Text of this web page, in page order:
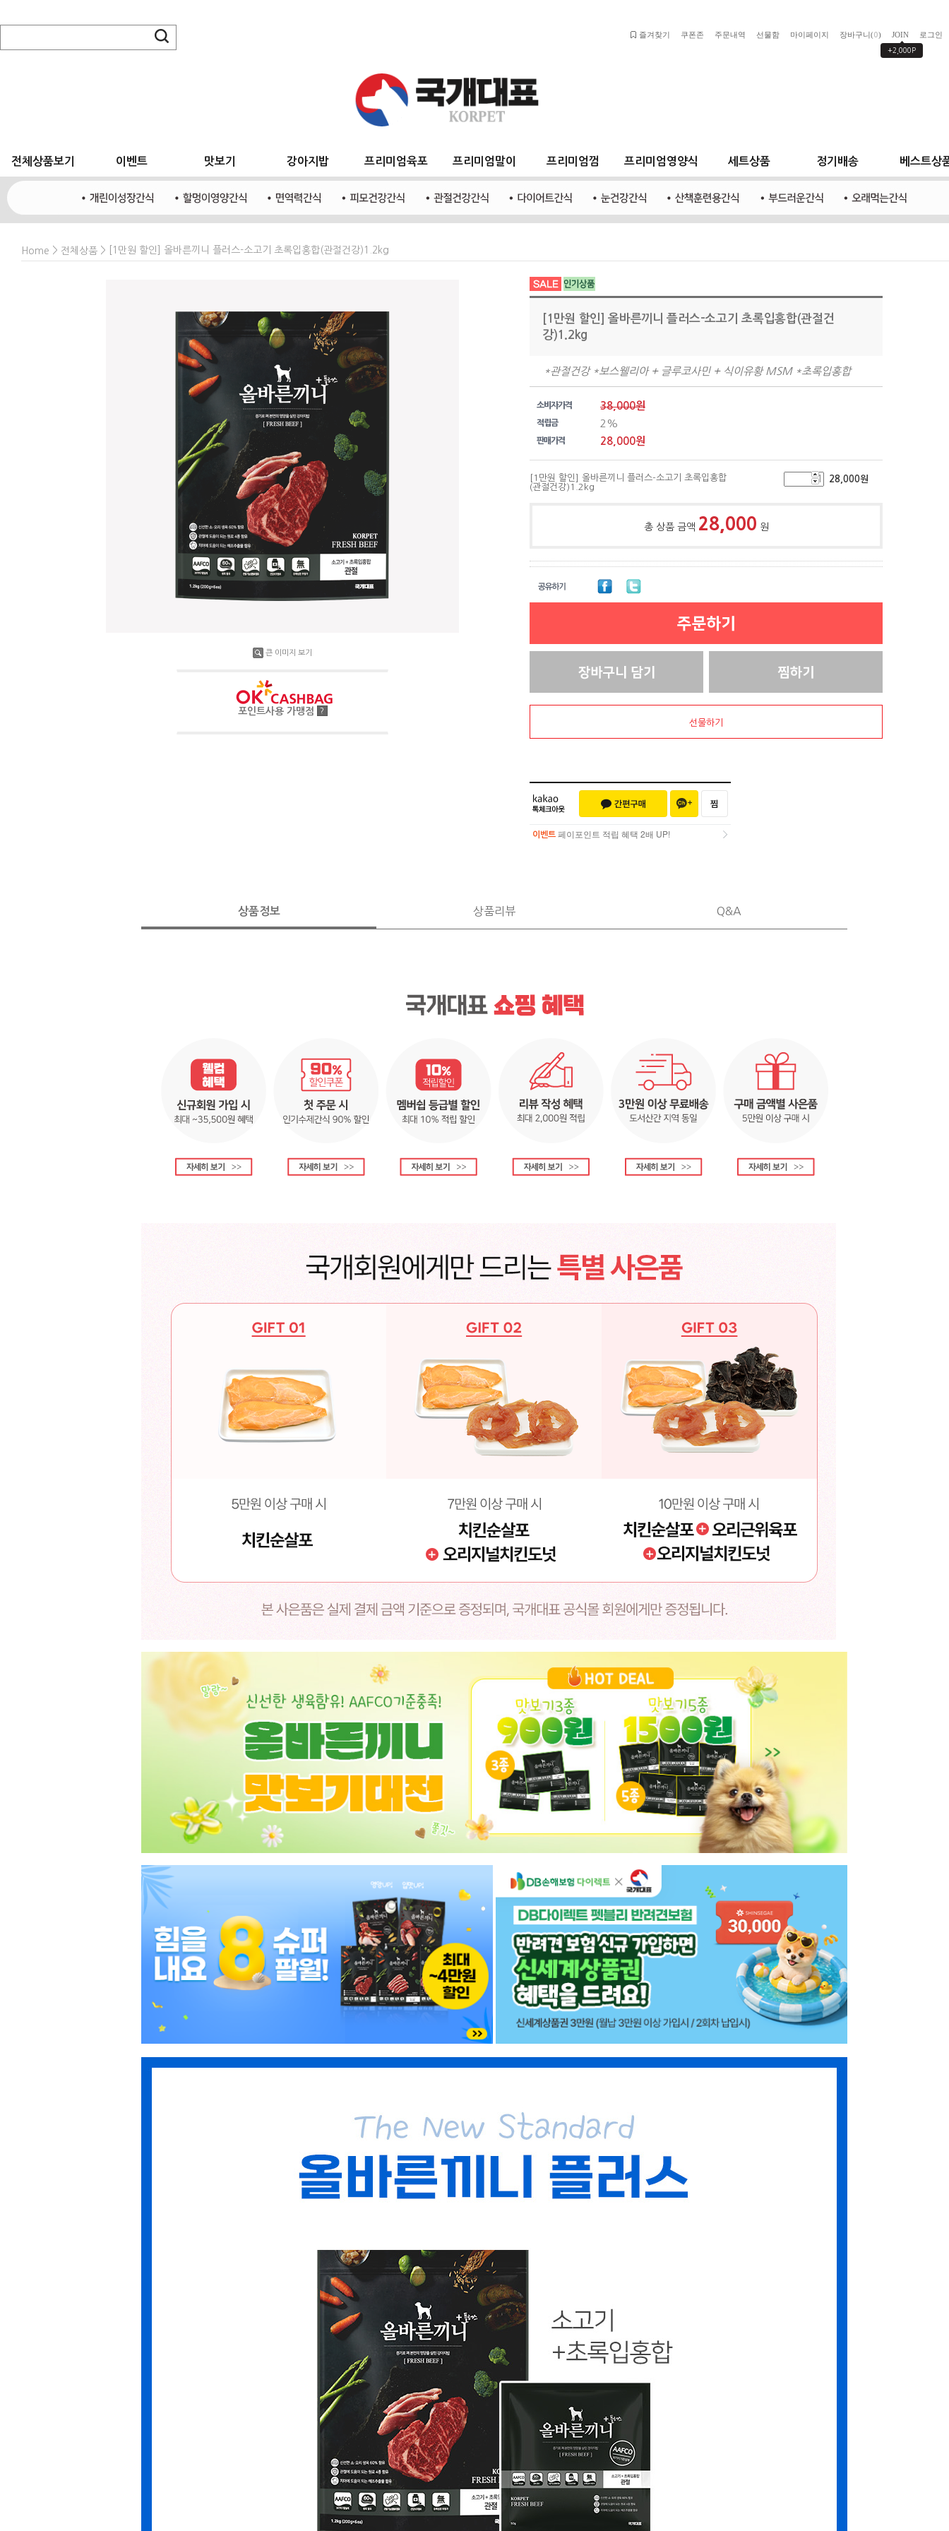
로그인
JOIN
+2,000P
장바구니(0)
마이페이지
선물함
주문내역
쿠폰존
즐겨찾기
전체상품보기 이벤트 맛보기 강아지밥 프리미엄육포 프리미엄말이 프리미엄껌 프리미엄영양식 세트상품 정기배송 베스트상
Home > 전체상품 > [1만원 할인] 올바른끼니 플러스-소고기 초록입홍합(관절건강)1.2kg
큰 이미지 보기
포인트사용 가맹점 ?
[1만원 할인] 올바른끼니 플러스-소고기 초록입홍합(관절건
강)1.2kg
*관절건강 *보스웰리아 + 글루코사민 + 식이유황 MSM *초록입홍합
소비자가격 38,000원
적립금 2%
판매가격 28,000원
[1만원 할인] 올바른끼니 플러스-소고기 초록입홍합
(관절건강)1.2kg
28,000원
총 상품 금액 28,000 원
선물하기
이벤트 페이포인트 적립 혜택 2배 UP!
상품정보 상품리뷰 Q&A